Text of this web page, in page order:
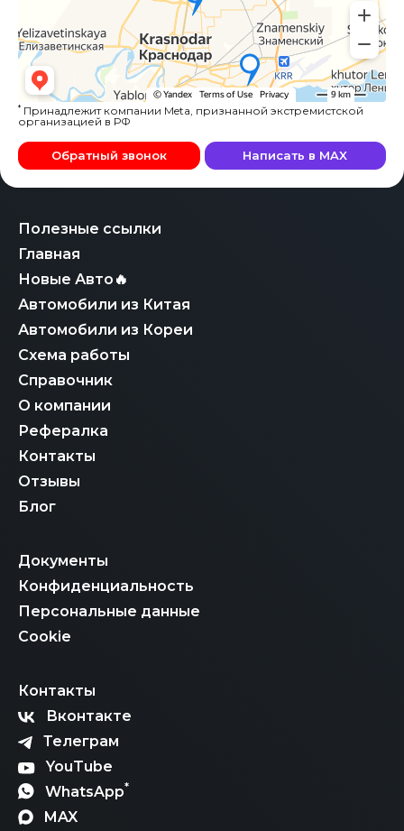
Полезные ссылки
Главная
Новые Авто🔥
Автомобили из Китая
Автомобили из Кореи
Схема работы
Справочник
О компании
Рефералка
Контакты
Отзывы
Блог
Документы
Конфиденциальность
Персональные данные
Cookie
Контакты
Вконтакте
Телеграм
YouTube
WhatsApp*
MAX
* Принадлежит компании Meta, признанной экстремистской
организацией в РФ
Обратный звонок Написать в MAX